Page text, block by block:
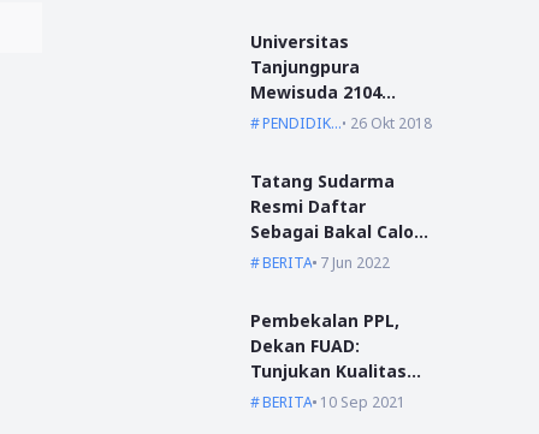
Universitas
Tanjungpura
Mewisuda 2104
Lulusan pada
PENDIDIKAN26 Okt 2018
Tatang Sudarma
Resmi Daftar
Sebagai Bakal Calon
Kepala Desa Mas
BERITA 7 Jun 2022
Pembekalan PPL,
Dekan FUAD:
Tunjukan Kualitas
Dengan Akhlak
BERITA 10 Sep 2021